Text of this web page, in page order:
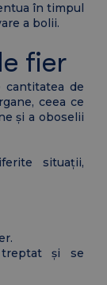
în timpul
a bolii.
fier
de
ceea ce
și a oboselii
situații,
și se